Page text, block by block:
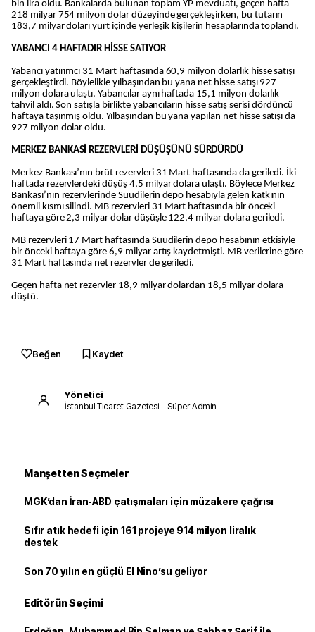
bin lira oldu. Bankalarda bulunan toplam YP mevduatı, geçen hafta
218 milyar 754 milyon dolar düzeyinde gerçekleşirken, bu tutarın
183,7 milyar doları yurt içinde yerleşik kişilerin hesaplarında toplandı.
YABANCI 4 HAFTADIR HİSSE SATIYOR
Yabancı yatırımcı 31 Mart haftasında 60,9 milyon dolarlık hisse satışı
gerçekleştirdi. Böylelikle yılbaşından bu yana net hisse satışı 927
milyon dolara ulaştı. Yabancılar aynı haftada 15,1 milyon dolarlık
tahvil aldı. Son satışla birlikte yabancıların hisse satış serisi dördüncü
haftaya taşınmış oldu. Yılbaşından bu yana yapılan net hisse satışı da
927 milyon dolar oldu.
MERKEZ BANKASİ REZERVLERİ DÜŞÜŞÜNÜ SÜRDÜRDÜ
Merkez Bankası’nın brüt rezervleri 31 Mart haftasında da geriledi. İki
haftada rezervlerdeki düşüş 4,5 milyar dolara ulaştı. Böylece Merkez
Bankası’nın rezervlerinde Suudilerin depo hesabıyla gelen katkının
önemli kısmı silindi. MB rezervleri 31 Mart haftasında bir önceki
haftaya göre 2,3 milyar dolar düşüşle 122,4 milyar dolara geriledi.
MB rezervleri 17 Mart haftasında Suudilerin depo hesabının etkisiyle
bir önceki haftaya göre 6,9 milyar artış kaydetmişti. MB verilerine göre
31 Mart haftasında net rezervler de geriledi.
Geçen hafta net rezervler 18,9 milyar dolardan 18,5 milyar dolara
düştü.
Beğen Kaydet
Yönetici
İstanbul Ticaret Gazetesi – Süper Admin
Manşetten Seçmeler
MGK’dan İran-ABD çatışmaları için müzakere çağrısı
Sıfır atık hedefi için 161 projeye 914 milyon liralık
destek
Son 70 yılın en güçlü El Nino’su geliyor
Editörün Seçimi